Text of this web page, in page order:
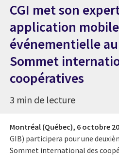
CGI met son
application mobile
événementielle
Sommet
coopératives
3 min de lecture
Montréal (Québec), 6 octobre
GIB) participera pour une
Sommet international des